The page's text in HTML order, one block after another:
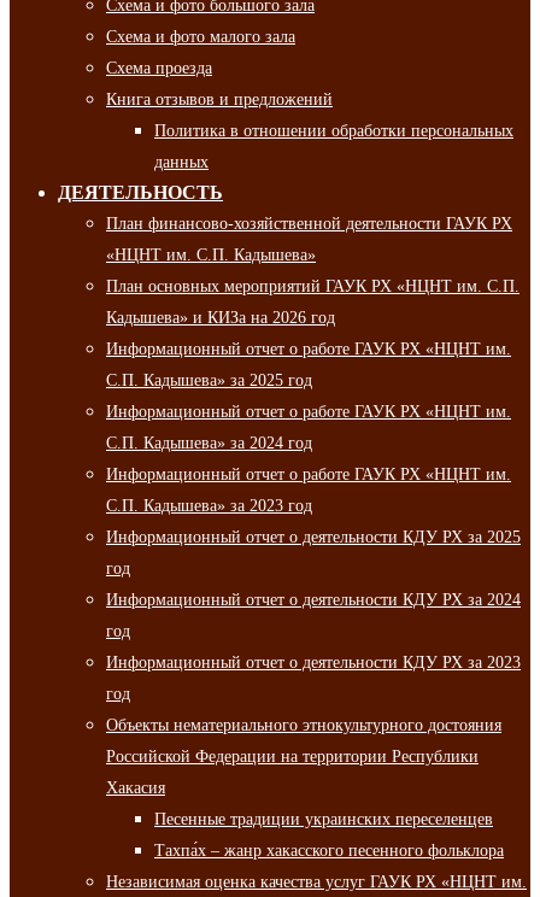
Схема и фото большого зала
Схема и фото малого зала
Схема проезда
Книга отзывов и предложений
Политика в отношении обработки персональных
данных
ДЕЯТЕЛЬНОСТЬ
План финансово-хозяйственной деятельности ГАУК РХ
«НЦНТ им. С.П. Кадышева»
План основных мероприятий ГАУК РХ «НЦНТ им. С.П.
Кадышева» и КИЗа на 2026 год
Информационный отчет о работе ГАУК РХ «НЦНТ им.
С.П. Кадышева» за 2025 год
Информационный отчет о работе ГАУК РХ «НЦНТ им.
С.П. Кадышева» за 2024 год
Информационный отчет о работе ГАУК РХ «НЦНТ им.
С.П. Кадышева» за 2023 год
Информационный отчет о деятельности КДУ РХ за 2025
год
Информационный отчет о деятельности КДУ РХ за 2024
год
Информационный отчет о деятельности КДУ РХ за 2023
год
Объекты нематериального этнокультурного достояния
Российской Федерации на территории Республики
Хакасия
Песенные традиции украинских переселенцев
Тахпа́х – жанр хакасского песенного фольклора
Независимая оценка качества услуг ГАУК РХ «НЦНТ им.